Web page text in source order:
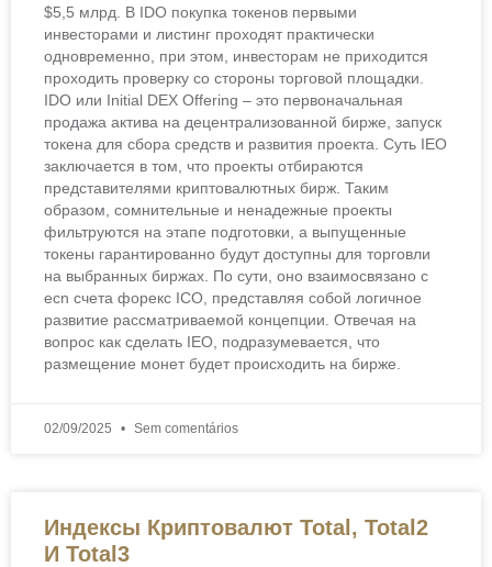
$5,5 млрд. В IDO покупка токенов первыми
инвесторами и листинг проходят практически
одновременно, при этом, инвесторам не приходится
проходить проверку со стороны торговой площадки.
IDO или Initial DEX Offering – это первоначальная
продажа актива на децентрализованной бирже, запуск
токена для сбора средств и развития проекта. Суть IEO
заключается в том, что проекты отбираются
представителями криптовалютных бирж. Таким
образом, сомнительные и ненадежные проекты
фильтруются на этапе подготовки, а выпущенные
токены гарантированно будут доступны для торговли
на выбранных биржах. По сути, оно взаимосвязано с
ecn счета форекс ICO, представляя собой логичное
развитие рассматриваемой концепции. Отвечая на
вопрос как сделать IEO, подразумевается, что
размещение монет будет происходить на бирже.
02/09/2025 Sem comentários
Индексы Криптовалют Total, Total2
И Total3